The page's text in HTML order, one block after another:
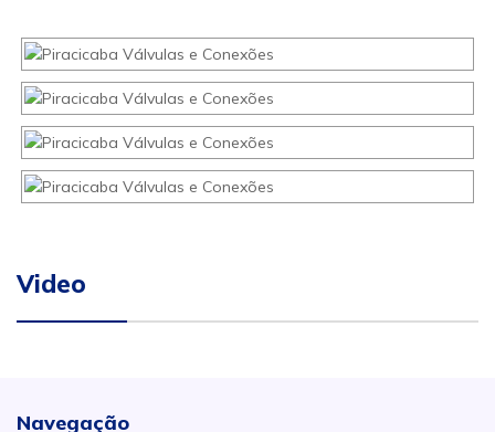
Video
Navegação